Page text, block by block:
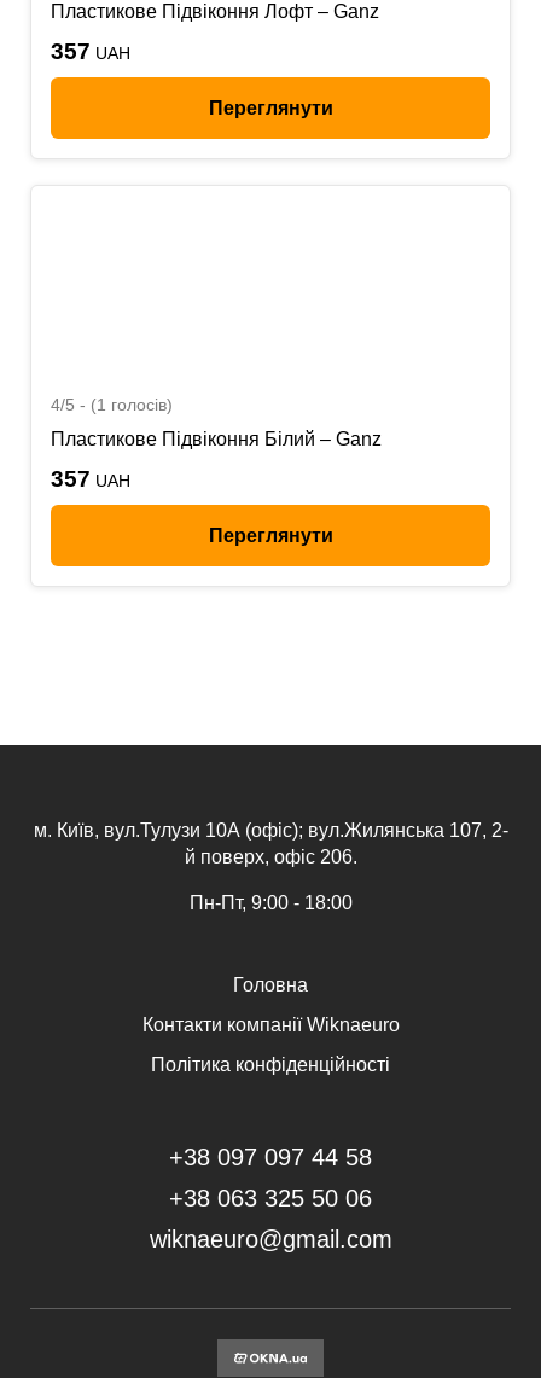
Пластикове Підвіконня Лофт – Ganz
357 UAH
Переглянути
4/5 - (1 голосів)
Пластикове Підвіконня Білий – Ganz
357 UAH
Переглянути
м. Київ, вул.Тулузи 10А (офіс); вул.Жилянська 107, 2-
й поверх, офіс 206.
Пн-Пт, 9:00 - 18:00
Головна
Контакти компанії Wiknaeuro
Політика конфіденційності
+38 097 097 44 58
+38 063 325 50 06
wiknaeuro@gmail.com